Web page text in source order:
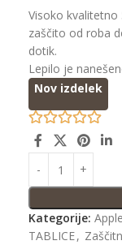
Visoko
zaščito od roba
dotik.
Lepilo je
Nov izdelek
Kategorije: Apple
TABLICE,